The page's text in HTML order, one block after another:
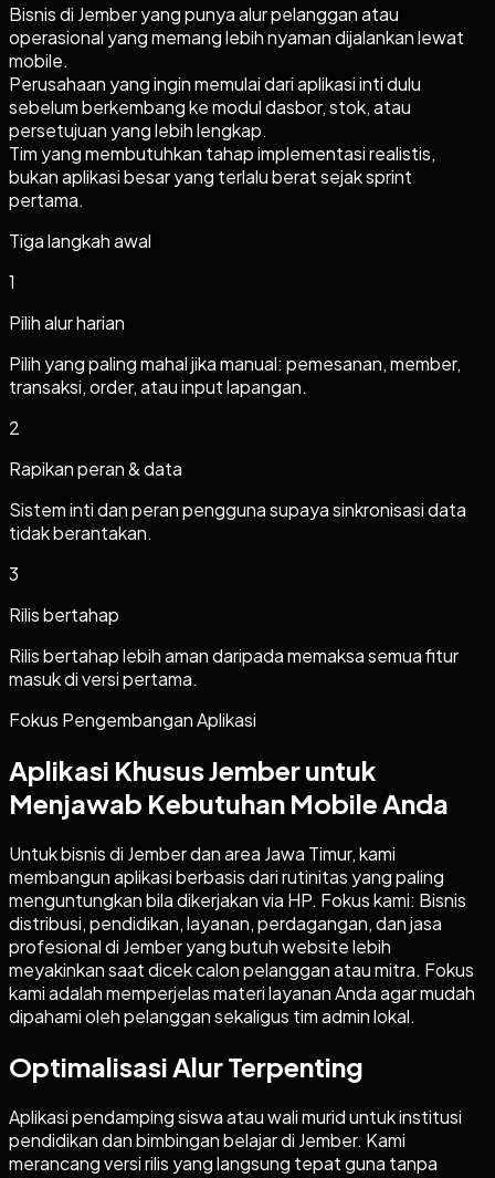
Bisnis di Jember yang punya alur pelanggan atau
operasional yang memang lebih nyaman dijalankan lewat
mobile.
Perusahaan yang ingin memulai dari aplikasi inti dulu
sebelum berkembang ke modul dasbor, stok, atau
persetujuan yang lebih lengkap.
Tim yang membutuhkan tahap implementasi realistis,
bukan aplikasi besar yang terlalu berat sejak sprint
pertama.
Tiga langkah awal
1
Pilih alur harian
Pilih yang paling mahal jika manual: pemesanan, member,
transaksi, order, atau input lapangan.
2
Rapikan peran & data
Sistem inti dan peran pengguna supaya sinkronisasi data
tidak berantakan.
3
Rilis bertahap
Rilis bertahap lebih aman daripada memaksa semua fitur
masuk di versi pertama.
Fokus Pengembangan Aplikasi
Aplikasi Khusus Jember untuk
Menjawab Kebutuhan Mobile Anda
Untuk bisnis di Jember dan area Jawa Timur, kami
membangun aplikasi berbasis dari rutinitas yang paling
menguntungkan bila dikerjakan via HP. Fokus kami: Bisnis
distribusi, pendidikan, layanan, perdagangan, dan jasa
profesional di Jember yang butuh website lebih
meyakinkan saat dicek calon pelanggan atau mitra. Fokus
kami adalah memperjelas materi layanan Anda agar mudah
dipahami oleh pelanggan sekaligus tim admin lokal.
Optimalisasi Alur Terpenting
Aplikasi pendamping siswa atau wali murid untuk institusi
pendidikan dan bimbingan belajar di Jember. Kami
merancang versi rilis yang langsung tepat guna tanpa